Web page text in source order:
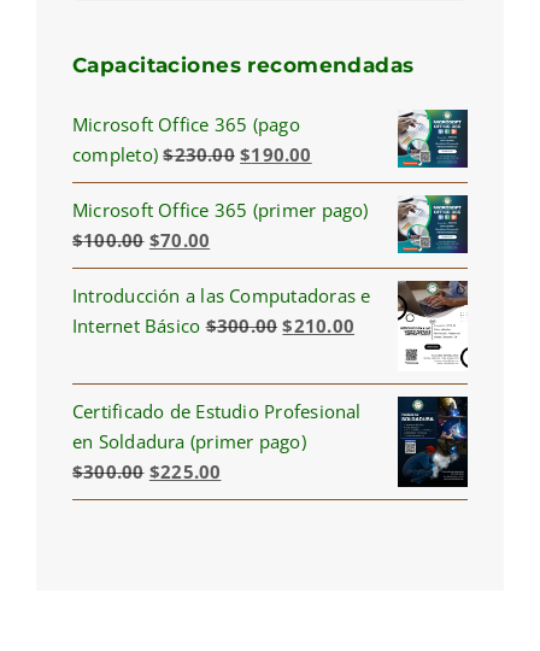
Capacitaciones recomendadas
Microsoft Office 365 (pago
completo) $230.00 Original
price
was:
$190.00
price
is:
Microsoft Office 365 (primer pago)
$100.00 Original
price
was:
$100.00.
$70.00
price
is:
$70.00.
Introducción a las Computadoras e
Internet Básico $300.00Original
was:
$300.00.
$210.00 Current
is:
$210.00.
Certificado de Estudio Profesional
en Soldadura (primer pago)
$300.00 Original
price
$225.00
price